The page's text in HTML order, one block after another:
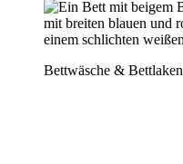
Bettwäsche & Bettlaken